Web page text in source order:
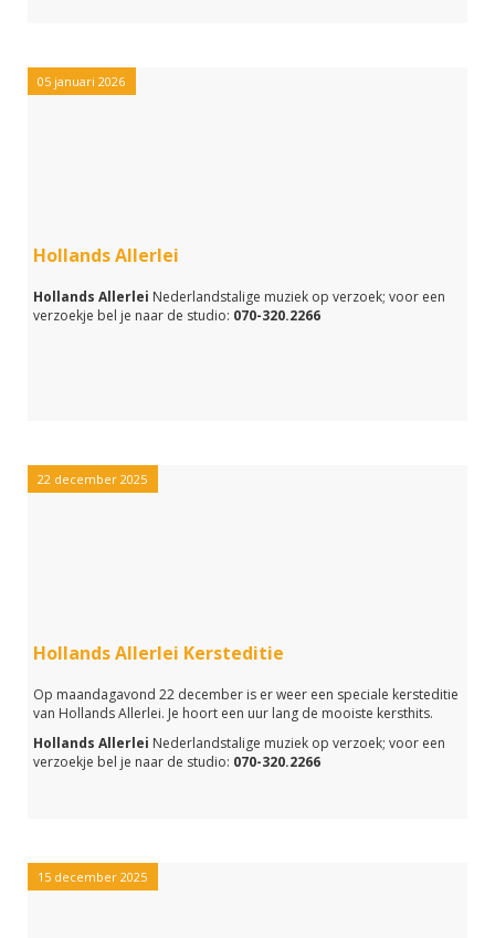
05 januari 2026
Hollands Allerlei
Hollands Allerlei Nederlandstalige muziek op verzoek; voor een
verzoekje bel je naar de studio: 070-320.2266
22 december 2025
Hollands Allerlei Kersteditie
Op maandagavond 22 december is er weer een speciale kersteditie
van Hollands Allerlei. Je hoort een uur lang de mooiste kersthits.
Hollands Allerlei Nederlandstalige muziek op verzoek; voor een
verzoekje bel je naar de studio: 070-320.2266
15 december 2025